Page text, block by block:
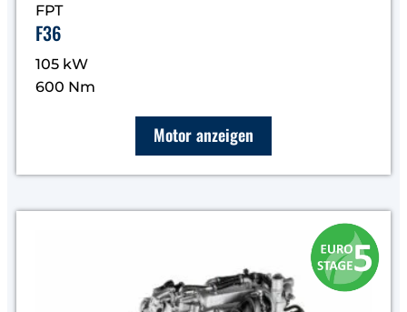
FPT
F36
105 kW
600 Nm
Motor anzeigen